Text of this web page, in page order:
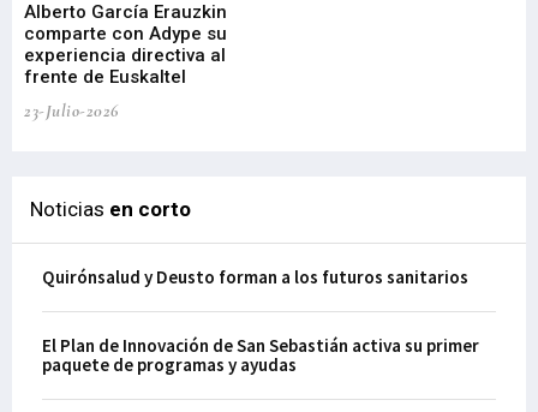
Alberto García Erauzkin
comparte con Adype su
experiencia directiva al
frente de Euskaltel
23-Julio-2026
Noticias en corto
Quirónsalud y Deusto forman a los futuros sanitarios
El Plan de Innovación de San Sebastián activa su primer
paquete de programas y ayudas